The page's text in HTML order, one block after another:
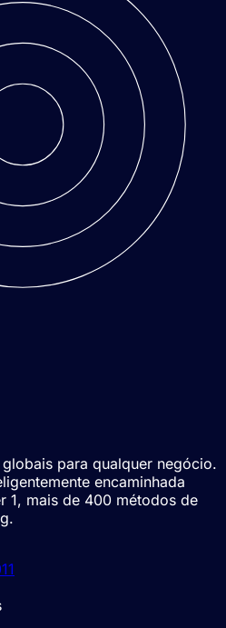
para qualquer negócio.
encaminhada
1, mais de 400 métodos de